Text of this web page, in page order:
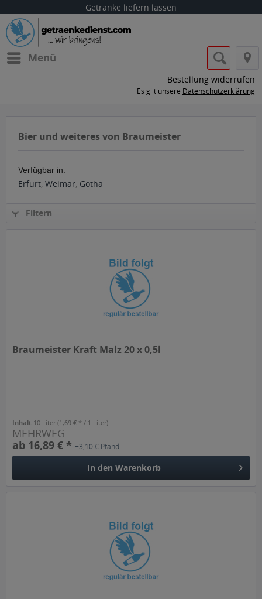
Getränke liefern lassen
Menü
Bestellung widerrufen
Es gilt unsere Datenschutzerklärung
Bier und weiteres von Braumeister
Verfügbar in:
Erfurt, Weimar, Gotha
Filtern
Braumeister Kraft Malz 20 x 0,5l
Inhalt 10 Liter(1,69 € * / 1 Liter)
MEHRWEG
ab 16,89 € *+3,10 € Pfand
In den Warenkorb